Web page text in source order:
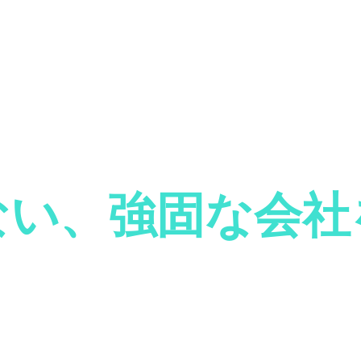
、強固な会